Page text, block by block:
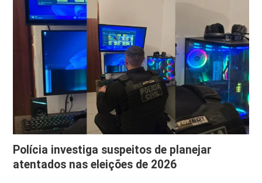
Polícia investiga suspeitos de planejar
atentados nas eleições de 2026